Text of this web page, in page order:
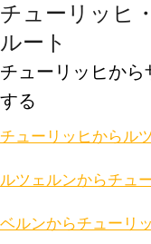
チューリッヒ
ルート
チューリッヒか
する
チューリッヒからル
ルツェルンからチュ
ベルンからチューリ